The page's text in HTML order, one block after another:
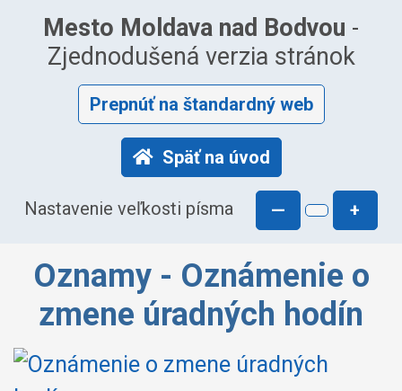
Mesto Moldava nad Bodvou -
Zjednodušená verzia stránok
Prepnúť na štandardný web
Späť na úvod
Nastavenie veľkosti písma — +
Oznamy - Oznámenie o
zmene úradných hodín